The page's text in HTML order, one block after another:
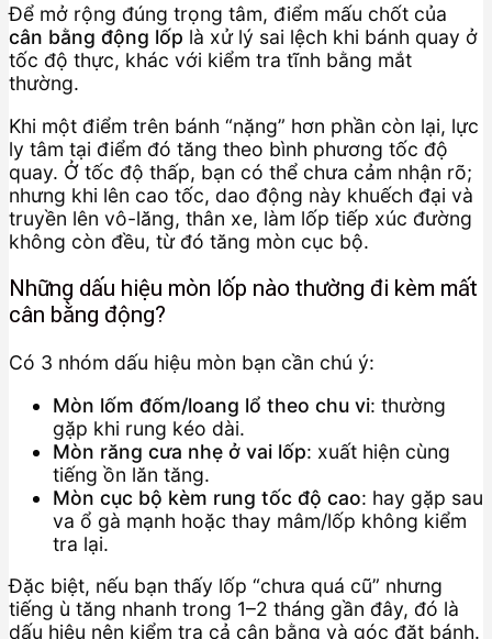
Để mở rộng đúng trọng tâm, điểm mấu chốt của
cân bằng động lốp là xử lý sai lệch khi bánh quay ở
tốc độ thực, khác với kiểm tra tĩnh bằng mắt
thường.
Khi một điểm trên bánh “nặng” hơn phần còn lại, lực
ly tâm tại điểm đó tăng theo bình phương tốc độ
quay. Ở tốc độ thấp, bạn có thể chưa cảm nhận rõ;
nhưng khi lên cao tốc, dao động này khuếch đại và
truyền lên vô-lăng, thân xe, làm lốp tiếp xúc đường
không còn đều, từ đó tăng mòn cục bộ.
Những dấu hiệu mòn lốp nào thường đi kèm mất
cân bằng động?
Có 3 nhóm dấu hiệu mòn bạn cần chú ý:
Mòn lốm đốm/loang lổ theo chu vi: thường
gặp khi rung kéo dài.
Mòn răng cưa nhẹ ở vai lốp: xuất hiện cùng
tiếng ồn lăn tăng.
Mòn cục bộ kèm rung tốc độ cao: hay gặp sau
va ổ gà mạnh hoặc thay mâm/lốp không kiểm
tra lại.
Đặc biệt, nếu bạn thấy lốp “chưa quá cũ” nhưng
tiếng ù tăng nhanh trong 1–2 tháng gần đây, đó là
dấu hiệu nên kiểm tra cả cân bằng và góc đặt bánh.